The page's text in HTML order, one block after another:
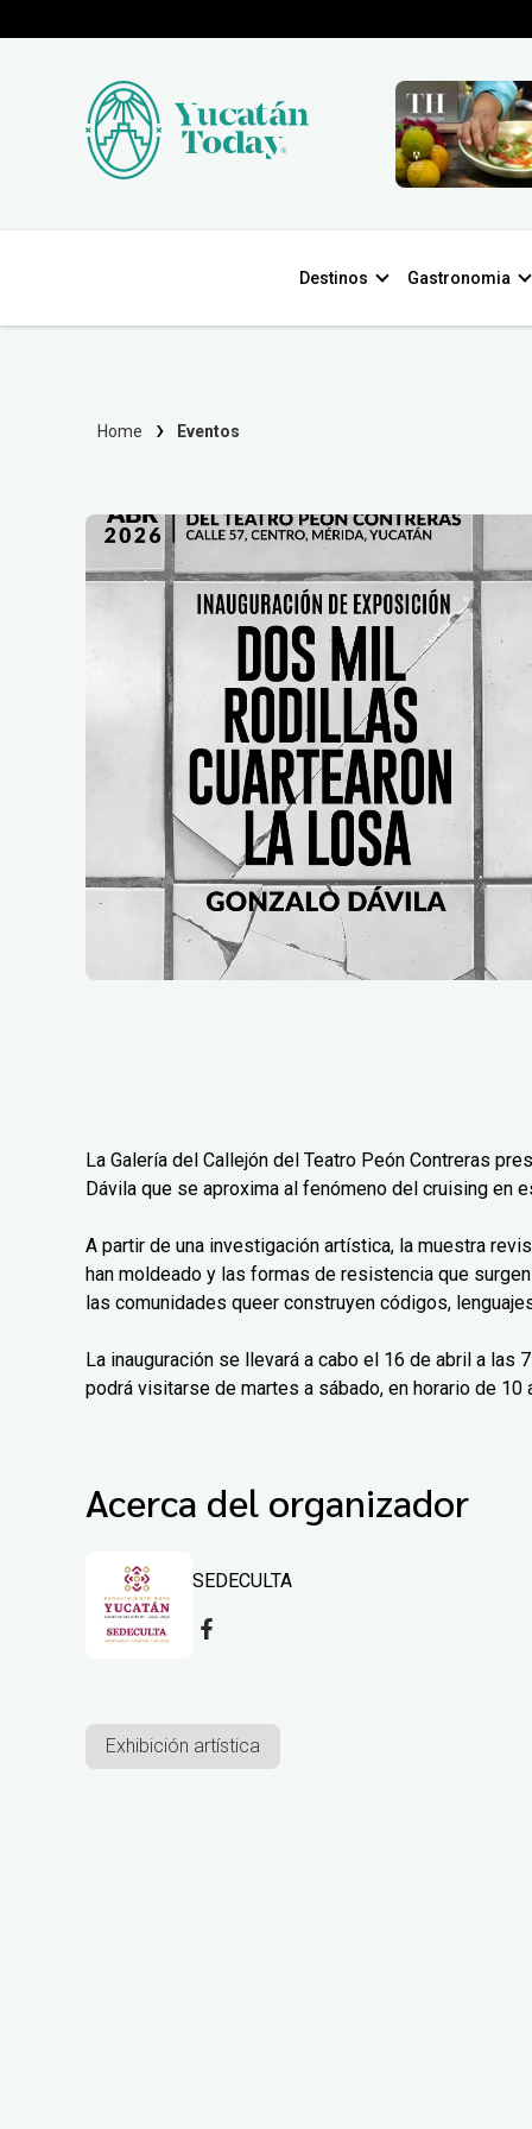
Destinos Gastronomia
Home Eventos
La Galería del Callejón del Teatro Peón Contreras
Dávila que se aproxima al fenómeno del cruising en
A partir de una investigación artística, la muestra
han moldeado y las formas de resistencia que
las comunidades queer construyen códigos,
La inauguración se llevará a cabo el 16 de abril a las
podrá visitarse de martes a sábado, en horario de 10
Acerca del organizador
SEDECULTA
Exhibición artística